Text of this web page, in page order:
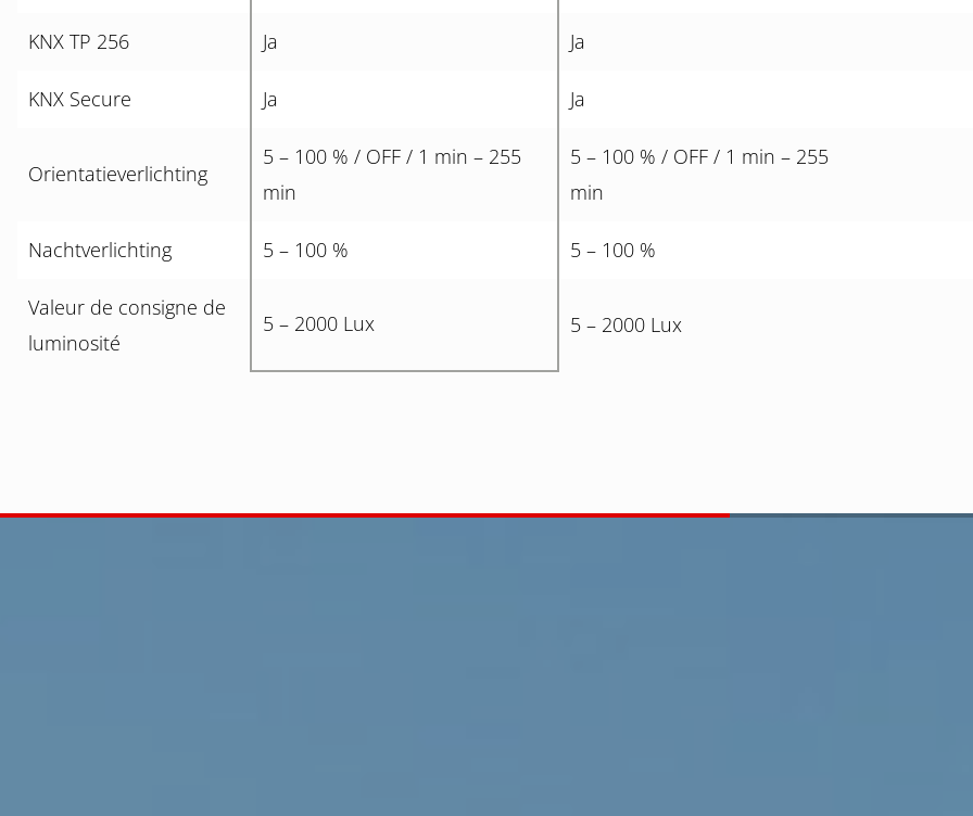
KNX TP 256 Ja Ja
KNX Secure Ja Ja
Orientatieverlichting
5 – 100 % / OFF / 1 min – 255
min
5 – 100 % / OFF / 1 min – 255
min
Nachtverlichting 5 – 100 % 5 – 100 %
Valeur de consigne de
luminosité
5 – 2000 Lux 5 – 2000 Lux